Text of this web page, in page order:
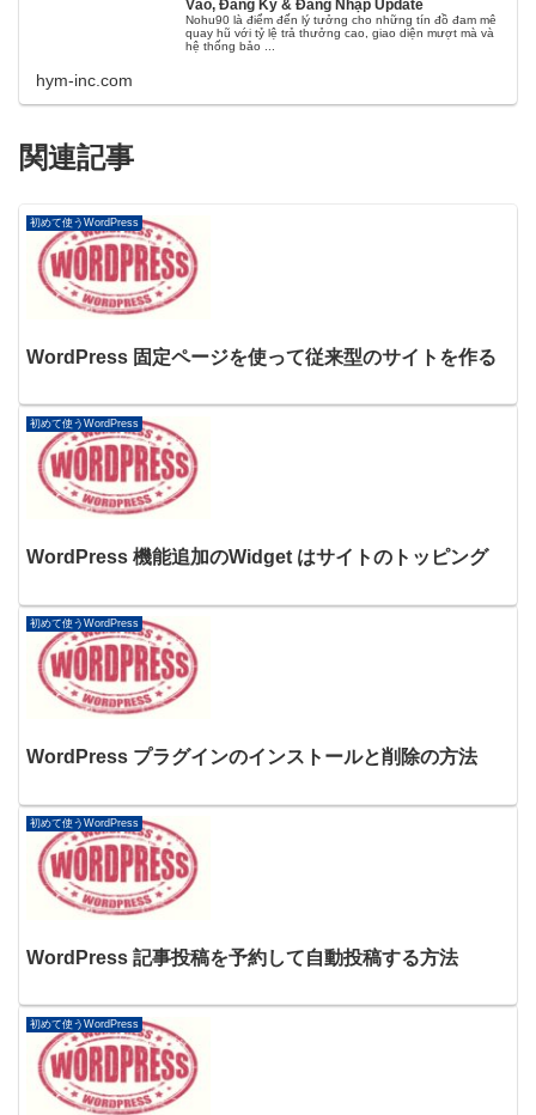
Vào, Đăng Ký & Đăng Nhập Update
Nohu90 là điểm đến lý tưởng cho những tín đồ đam mê
quay hũ với tỷ lệ trả thưởng cao, giao diện mượt mà và
hệ thống bảo ...
hym-inc.com
関連記事
初めて使うWordPress
WordPress 固定ページを使って従来型のサイトを作る
初めて使うWordPress
WordPress 機能追加のWidget はサイトのトッピング
初めて使うWordPress
WordPress プラグインのインストールと削除の方法
初めて使うWordPress
WordPress 記事投稿を予約して自動投稿する方法
初めて使うWordPress